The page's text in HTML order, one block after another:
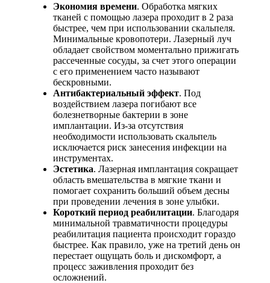
Экономия времени. Обработка мягких
тканей с помощью лазера проходит в 2 раза
быстрее, чем при использовании скальпеля.
Минимальные кровопотери. Лазерный луч
обладает свойством моментально прижигать
рассеченные сосуды, за счет этого операции
с его применением часто называют
бескровными.
Антибактериальный эффект. Под
воздействием лазера погибают все
болезнетворные бактерии в зоне
имплантации. Из-за отсутствия
необходимости использовать скальпель
исключается риск занесения инфекции на
инструментах.
Эстетика. Лазерная имплантация сокращает
область вмешательства в мягкие ткани и
помогает сохранить больший объем десны
при проведении лечения в зоне улыбки.
Короткий период реабилитации. Благодаря
минимальной травматичности процедуры
реабилитация пациента происходит гораздо
быстрее. Как правило, уже на третий день он
перестает ощущать боль и дискомфорт, а
процесс заживления проходит без
осложнений.